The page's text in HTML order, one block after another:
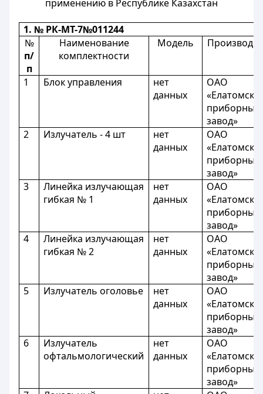
применению в Республике Казахстан
1. № РК-МТ-7№011244
№
п/
п
Наименование
комплектности
Модель
1 Блок управления
нет
данных
ОАО
приборный
завод»
2
Излучатель - 4 шт
нет
данных
ОАО
приборный
завод»
3
Линейка излучающая
гибкая № 1
нет
данных
ОАО
приборный
завод»
4
Линейка излучающая
гибкая № 2
нет
данных
ОАО
приборный
завод»
5
Излучатель оголовье
нет
данных
ОАО
приборный
завод»
6
Излучатель
офтальмологический
нет
данных
ОАО
приборный
завод»